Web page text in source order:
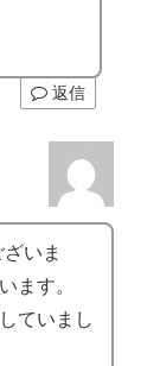
返信
いま
ます。
ていまし